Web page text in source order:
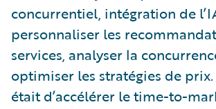
concurrentiel, intégration de
personnaliser les
services, analyser la
optimiser les stratégies de
était d’accélérer le time-to-